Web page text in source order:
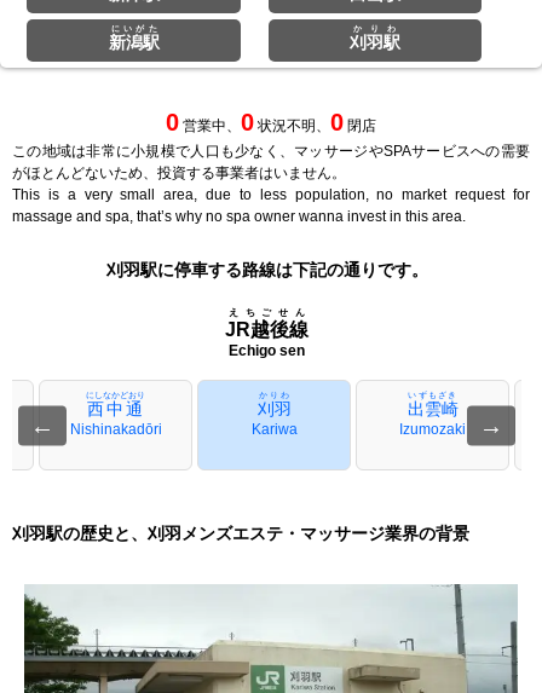
新潟駅
にいがた
刈羽駅
かりわ
0 営業中、 0 状況不明、 0 閉店
この地域は非常に小規模で人口も少なく、マッサージやSPAサービスへの需要
がほとんどないため、投資する事業者はいません。
This is a very small area, due to less population, no market request for
massage and spa, that’s why no spa owner wanna invest in this area.
刈羽駅に停車する路線は下記の通りです。
JR越後線
えちごせん
Echigo sen
←
西中通
にしなかどおり
Nishinakadōri
刈羽
かりわ
Kariwa
出雲崎
いずもざき
Izumozaki →
刈羽駅の歴史と、刈羽メンズエステ・マッサージ業界の背景